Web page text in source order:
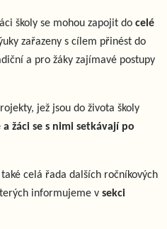
školy se mohou zapojit do celé
zařazeny s cílem přinést do
a pro žáky zajímavé postupy
jež jsou do života školy
žáci se s nimi setkávají po
celá řada dalších ročníkových
informujeme v sekci